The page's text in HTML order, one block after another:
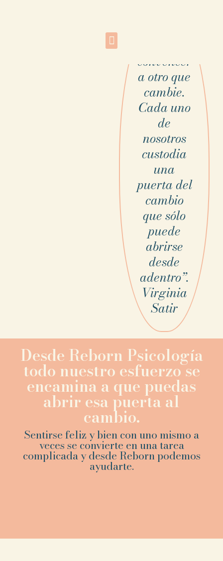
convencer
a otro que
cambie.
Cada uno
de
nosotros
custodia
una
puerta del
cambio
que sólo
puede
abrirse
desde
adentro”.
Virginia
Satir
Desde Reborn Psicología
todo nuestro esfuerzo se
encamina a que puedas
abrir esa puerta al
cambio.
Sentirse feliz y bien con uno mismo a
veces se convierte en una tarea
complicada y desde Reborn podemos
ayudarte.